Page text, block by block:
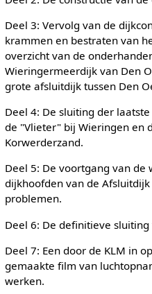
Deel 3: Vervolg van de
krammen en bestraten van
overzicht van de
Wieringermeerdijk van Den
grote afsluitdijk tussen Den
Deel 4: De sluiting der
de "Vlieter" bij Wieringen en
Korwerderzand.
Deel 5: De voortgang van
dijkhoofden van de
problemen.
Deel 6: De definitieve
Deel 7: Een door de KLM in
gemaakte film van
werken.